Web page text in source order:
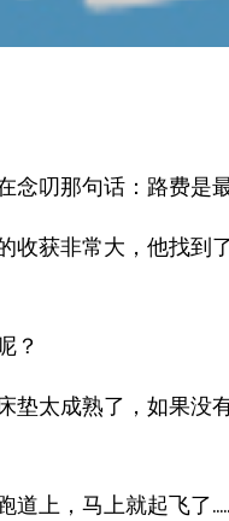
念叨那句话：路费是
收获非常大，他找到
？
垫太成熟了，如果没
道上，马上就起飞了